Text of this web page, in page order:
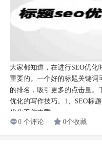
大家都知道，在进行SEO优化
重要的。一个好的标题关键词
的排名，吸引更多的点击量。
优化的写作技巧。1、SEO标
优化工作中重...
0 个评论
0个收藏